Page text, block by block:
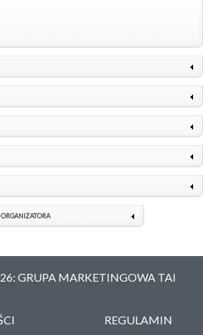
GRUPA MARKETINGOWA TAI
REGULAMIN